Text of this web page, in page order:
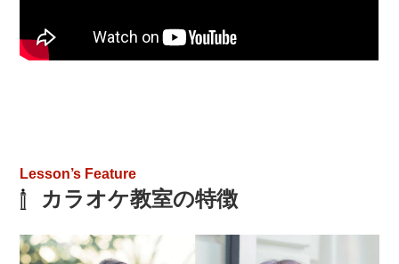
Lesson’s Feature
カラオケ教室の特徴